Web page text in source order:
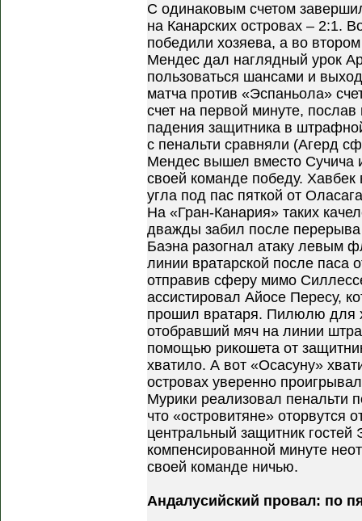
С одинаковым счетом
на Канарских островах – 2:1.
победили хозяева, а во
Мендес дал наглядный урок
пользоваться шансами и
матча против «Эспаньола»
счет на первой минуте, послав
падения защитника в
с пенальти сравняли (Агерд
Мендес вышел вместо Сучича
своей команде победу.
угла под пас пяткой от
На «Гран-Канария» таких
дважды забил после перерыва
Баэна разогнал атаку левым
линии вратарской после паса
отправив сферу мимо
ассистировал Айосе Пересу,
прошил вратаря. Пилюлю для
отобравший мяч на линии
помощью рикошета от
хватило. А вот «Осасуну»
островах уверенно
Мурики реализовал пенальти
что «островитяне» оторвутся
центральный защитник
компенсированной минуте
своей команде ничью.
Андалусийский провал: по